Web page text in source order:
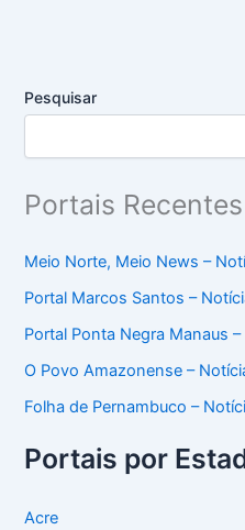
Pesquisar
Portais Recentes
Meio Norte, Meio News –
Portal Marcos Santos –
Portal Ponta Negra Manaus
O Povo Amazonense –
Folha de Pernambuco –
Portais por
Acre